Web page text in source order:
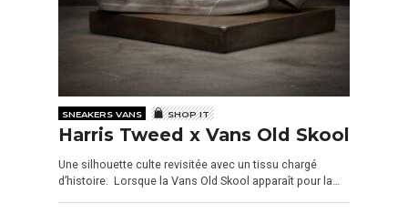
SNEAKERS VANS SHOP IT
Harris Tweed x Vans Old Skool
Une silhouette culte revisitée avec un tissu chargé
d’histoire. Lorsque la Vans Old Skool apparaît pour la…